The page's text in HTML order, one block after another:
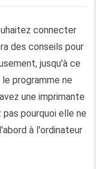
connecter
des conseils pour
jusqu'à ce
programme ne
une imprimante
pourquoi elle ne
à l'ordinateur